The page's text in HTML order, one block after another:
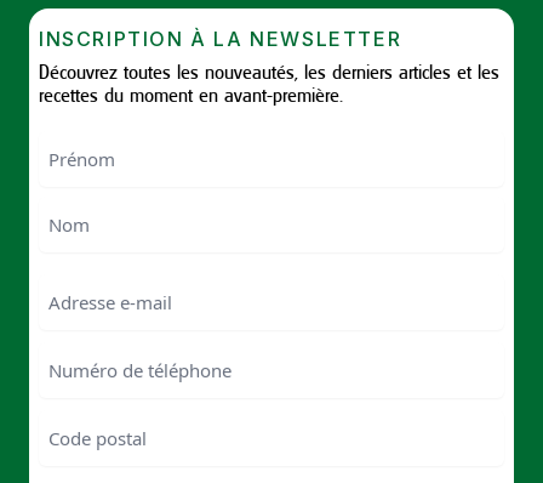
INSCRIPTION À LA NEWSLETTER
Découvrez toutes les nouveautés, les derniers articles et les
recettes du moment en avant-première.
de
postal